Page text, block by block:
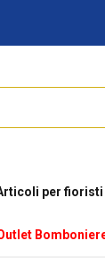
per fioristi